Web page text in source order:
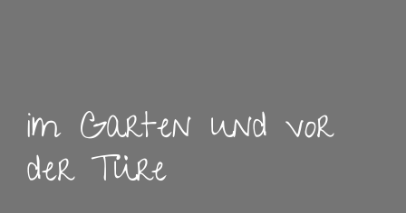
im Garten und vor
der Türe